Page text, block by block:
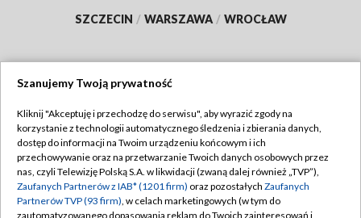
SZCZECIN / WARSZAWA / WROCŁAW
TVP
Abonament TVP
Emisja w TVP
Centrum informacji TVP
Regulamin TVP
Polityka prywatności
Moje zgody
Szanujemy Twoją prywatność
Kliknij "Akceptuję i przechodzę do serwisu", aby wyrazić zgody na
korzystanie z technologii automatycznego śledzenia i zbierania danych,
dostęp do informacji na Twoim urządzeniu końcowym i ich
przechowywanie oraz na przetwarzanie Twoich danych osobowych przez
nas, czyli Telewizję Polską S.A. w likwidacji (zwaną dalej również „TVP”),
Zaufanych Partnerów z IAB* (1201 firm) oraz pozostałych Zaufanych
Partnerów TVP (93 firm), w celach marketingowych (w tym do
zautomatyzowanego dopasowania reklam do Twoich zainteresowań i